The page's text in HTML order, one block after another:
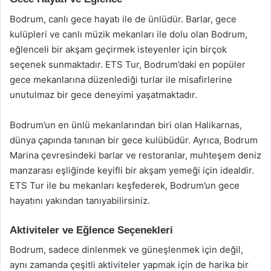
Bodrum, canlı gece hayatı ile de ünlüdür. Barlar, gece
kulüpleri ve canlı müzik mekanları ile dolu olan Bodrum,
eğlenceli bir akşam geçirmek isteyenler için birçok
seçenek sunmaktadır. ETS Tur, Bodrum’daki en popüler
gece mekanlarına düzenlediği turlar ile misafirlerine
unutulmaz bir gece deneyimi yaşatmaktadır.
Bodrum’un en ünlü mekanlarından biri olan Halikarnas,
dünya çapında tanınan bir gece kulübüdür. Ayrıca, Bodrum
Marina çevresindeki barlar ve restoranlar, muhteşem deniz
manzarası eşliğinde keyifli bir akşam yemeği için idealdir.
ETS Tur ile bu mekanları keşfederek, Bodrum’un gece
hayatını yakından tanıyabilirsiniz.
Aktiviteler ve Eğlence Seçenekleri
Bodrum, sadece dinlenmek ve güneşlenmek için değil,
aynı zamanda çeşitli aktiviteler yapmak için de harika bir